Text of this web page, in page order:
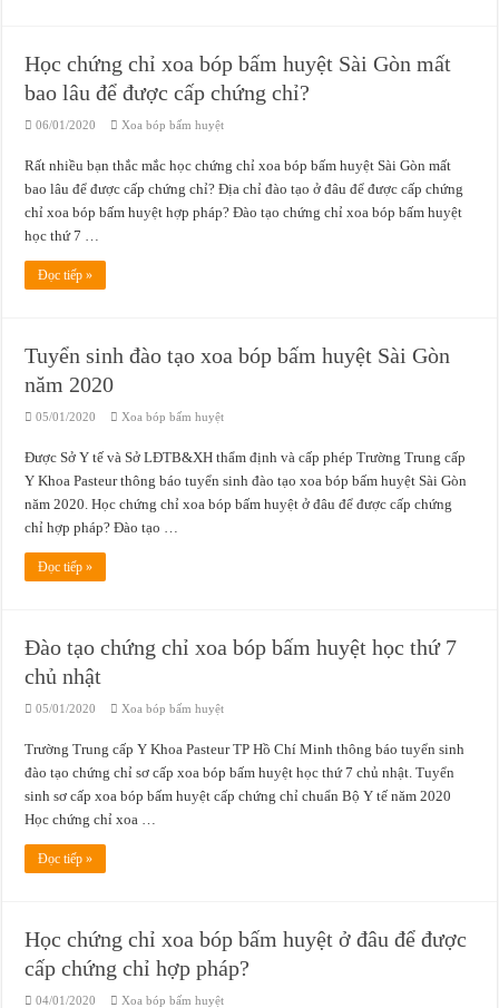
Học chứng chỉ xoa bóp bấm huyệt Sài Gòn mất
bao lâu để được cấp chứng chỉ?
06/01/2020 Xoa bóp bấm huyệt
Rất nhiều bạn thắc mắc học chứng chỉ xoa bóp bấm huyệt Sài Gòn mất
bao lâu để được cấp chứng chỉ? Địa chỉ đào tạo ở đâu để được cấp chứng
chỉ xoa bóp bấm huyệt hợp pháp? Đào tạo chứng chỉ xoa bóp bấm huyệt
học thứ 7 …
Đọc tiếp »
Tuyển sinh đào tạo xoa bóp bấm huyệt Sài Gòn
năm 2020
05/01/2020 Xoa bóp bấm huyệt
Được Sở Y tế và Sở LĐTB&XH thẩm định và cấp phép Trường Trung cấp
Y Khoa Pasteur thông báo tuyển sinh đào tạo xoa bóp bấm huyệt Sài Gòn
năm 2020. Học chứng chỉ xoa bóp bấm huyệt ở đâu để được cấp chứng
chỉ hợp pháp? Đào tạo …
Đọc tiếp »
Đào tạo chứng chỉ xoa bóp bấm huyệt học thứ 7
chủ nhật
05/01/2020 Xoa bóp bấm huyệt
Trường Trung cấp Y Khoa Pasteur TP Hồ Chí Minh thông báo tuyển sinh
đào tạo chứng chỉ sơ cấp xoa bóp bấm huyệt học thứ 7 chủ nhật. Tuyển
sinh sơ cấp xoa bóp bấm huyệt cấp chứng chỉ chuẩn Bộ Y tế năm 2020
Học chứng chỉ xoa …
Đọc tiếp »
Học chứng chỉ xoa bóp bấm huyệt ở đâu để được
cấp chứng chỉ hợp pháp?
04/01/2020 Xoa bóp bấm huyệt